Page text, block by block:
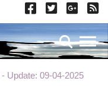
Update: 09-04-2025